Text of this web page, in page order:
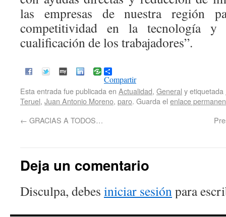
las empresas de nuestra región
competitividad en la tecnología
cualificación de los trabajadores”.
Compartir
Esta entrada fue publicada en Actualidad, General y etiquetada
Teruel, Juan Antonio Moreno, paro. Guarda el enlace
← GRACIAS A TODOS…
Deja un comentario
Disculpa, debes iniciar sesiónpara